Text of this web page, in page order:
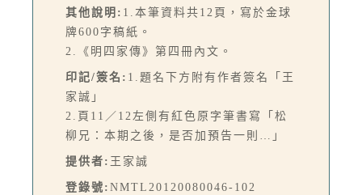
其他說明: 1.本筆資料共12頁，寫於金球
牌600字稿紙。
2.《明四家傳》第四冊內文。
印記/簽名: 1.題名下方附有作者簽名「王
家誠」
2.頁11／12左側有紅色原字筆書寫「松
柳兄：本期之後，是否加預告一則…」
提供者: 王家誠
登錄號: NMTL20120080046-102